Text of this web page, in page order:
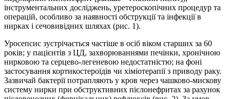
інструментальних досліджень, уретероскопічних процедур та
операцій, особливо за наявності обструкції та інфекції в
нирках і сечовивідних шляхах (рис. 1).
Уросепсис зустрічається частіше в осіб віком старших за 60
років; у пацієнтів з ЦД, захворюваннями печінки, хронічною
нирковою та серцево-легеневою недостатністю; на фоні
застосування кортикостероїдів чи хіміотерапії з приводу раку.
Зазвичай бактерії потрапляють у кров через чашково-мискову
систему нирки при обструктивних пієлонефритах за рахунок